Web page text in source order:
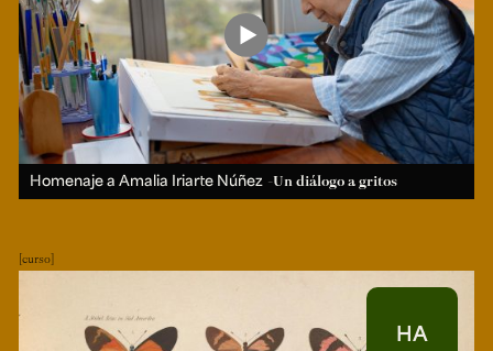
Homenaje a Amalia Iriarte Núñez -Un diálogo a gritos
curso
HA